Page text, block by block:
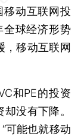
移动互联网投
全球经济形势
，移动互联网
和PE的投资
没有下降。
可能也就移动